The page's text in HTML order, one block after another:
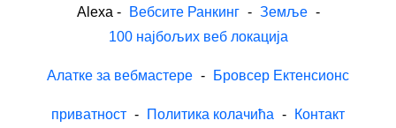
Alexa - Вебсите Ранкинг - Земље -
100 најбољих веб локација
Алатке за вебмастере - Бровсер Ектенсионс
приватност - Политика колачића - Контакт